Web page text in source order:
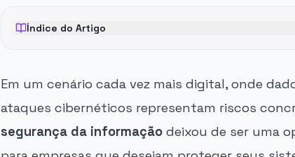
Índice do Artigo
Em um cenário cada vez mais digital, onde
ataques cibernéticos representam riscos
segurança da informação deixou de ser uma